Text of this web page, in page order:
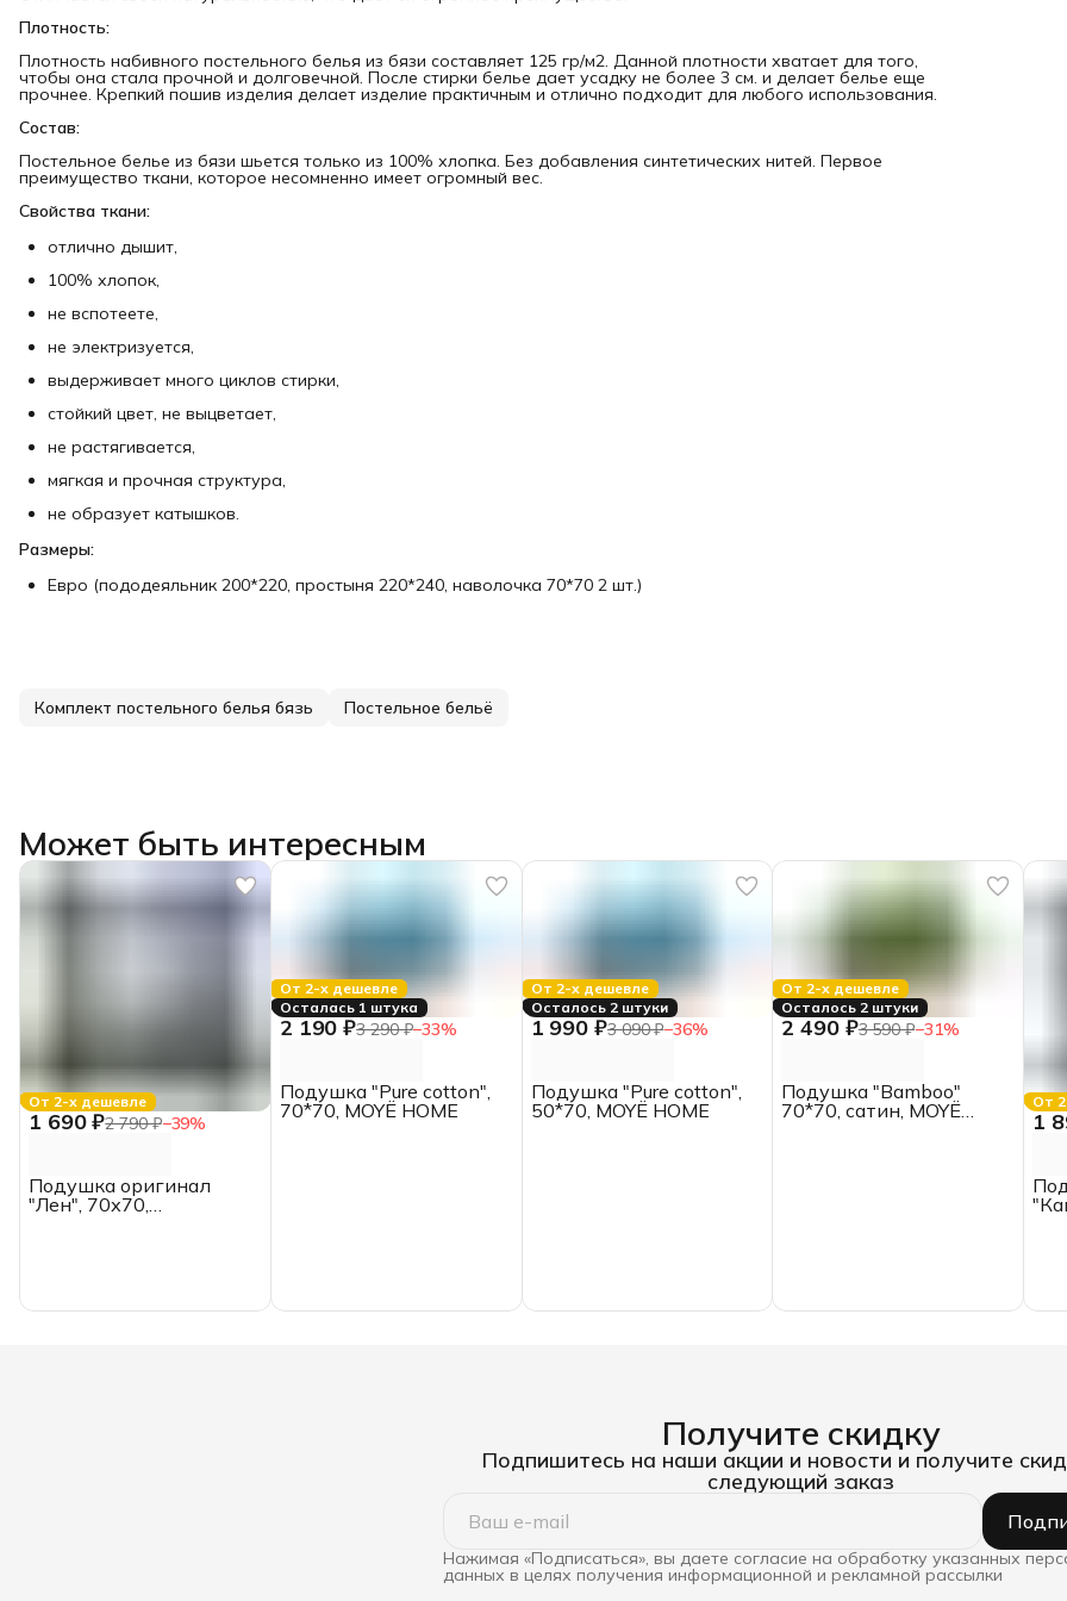
Евро (пододеяльник 200*220, простыня 220*240, наволочка
70*70 2 шт.)
Плотность:
Плотность набивного постельного белья из бязи составляет 125 гр/м2. Данной плотности хватает для того,
чтобы она стала прочной и долговечной. После стирки белье дает усадку не более 3 см. и делает белье еще
прочнее. Крепкий пошив изделия делает изделие практичным и отлично подходит для любого использования.
Состав:
Постельное белье из бязи шьется только из 100% хлопка. Без добавления синтетических нитей. Первое
преимущество ткани, которое несомненно имеет огромный вес.
Свойства ткани:
отлично дышит,
100% хлопок,
не вспотеете,
не электризуется,
выдерживает много циклов стирки,
стойкий цвет, не выцветает,
не растягивается,
мягкая и прочная структура,
не образует катышков.
Размеры:
Евро (пододеяльник 200*220, простыня 220*240, наволочка 70*70 2 шт.)
Комплект постельного белья бязь Постельное бельё
Может быть интересным
От 2-х дешевле
1 690 ₽2 790 ₽−39%
Подушка оригинал
"Лен", 70х70,
От 2-х дешевле
Осталась 1 штука
2 190 ₽3 290 ₽−33%
Подушка "Pure cotton",
70*70, MOYЁ HOME
От 2-х дешевле
Осталось 2 штуки
1 990 ₽3 090 ₽−36%
Подушка "Pure cotton",
50*70, MOYЁ HOME
От 2-х дешевле
Осталось 2 штуки
2 490 ₽3 590 ₽−31%
Подушка "Bamboo"
70*70, сатин, MOYЁ
От
1
Получите скидку
Подпишитесь на наши акции и новости и получите
следующий заказ
Нажимая «Подписаться», вы даете согласие на обработку указанных
данных в целях получения информационной и рекламной рассылки